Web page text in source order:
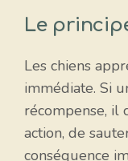
Le
Les chiens
immédiate. Si
récompense, il
action, de
conséquence